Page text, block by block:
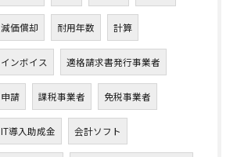
減価償却 耐用年数 計算
インボイス 適格請求書発行事業者
申請 課税事業者 免税事業者
IT導入助成金 会計ソフト